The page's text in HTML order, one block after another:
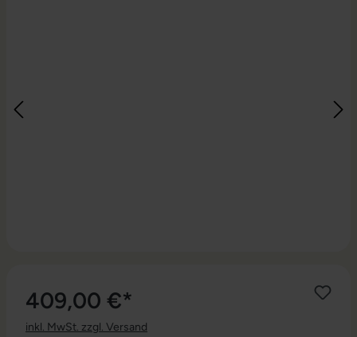
409,00 €*
inkl. MwSt. zzgl. Versand